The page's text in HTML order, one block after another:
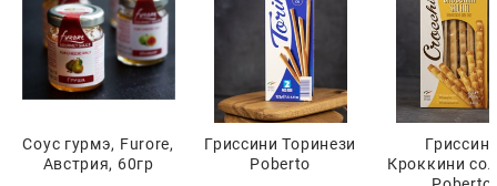
Соус гурмэ, Furore,
Австрия, 60гр
Гриссини Торинези
Poberto
Кроккини